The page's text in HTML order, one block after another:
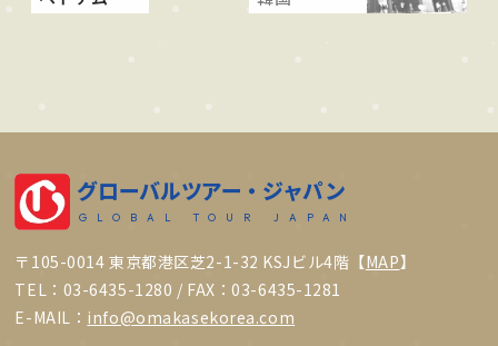
グローバルツアー・ジャパン
GLOBAL TOUR JAPAN
〒105-0014 東京都港区芝2-1-32 KSJビル4階【MAP】
TEL：03-6435-1280 / FAX：03-6435-1281
E-MAIL： info@omakasekorea.com